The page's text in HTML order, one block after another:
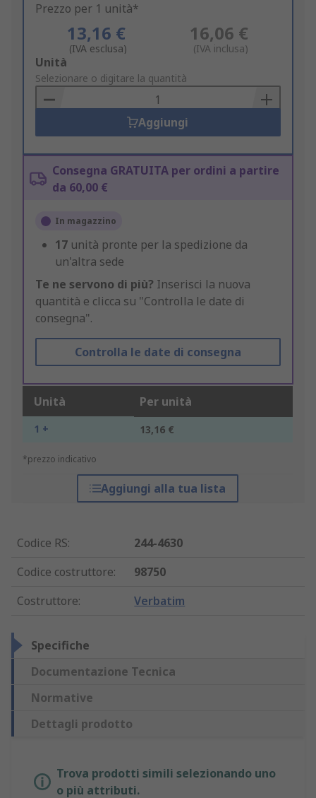
Prezzo per 1 unità*
13,16 €
(IVA esclusa)
16,06 €
(IVA inclusa)
Add
to
Basket
Unità
Selezionare o digitare la quantità
Aggiungi
Consegna GRATUITA per ordini a partire
da 60,00 €
In magazzino
17 unità pronte per la spedizione da
un'altra sede
Te ne servono di più? Inserisci la nuova
quantità e clicca su "Controlla le date di
consegna".
Controlla le date di consegna
Unità Per unità
1 + 13,16 €
*prezzo indicativo
Aggiungi alla tua lista
Codice RS:
244-4630
Codice costruttore:
98750
Costruttore: Verbatim
Specifiche
Documentazione Tecnica
Normative
Dettagli prodotto
Trova prodotti simili selezionando uno
o più attributi.